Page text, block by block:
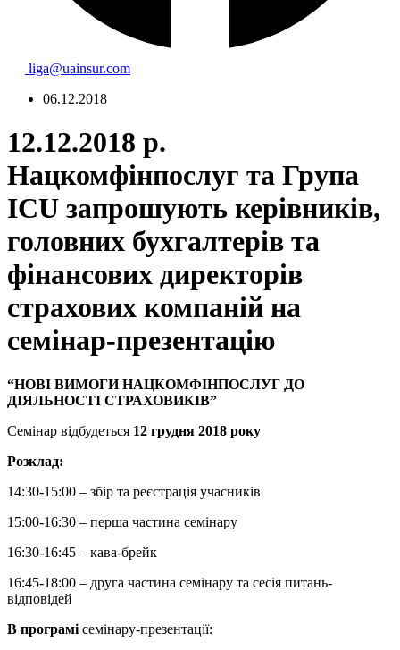
liga@uainsur.com
06.12.2018
12.12.2018 р.
Нацкомфінпослуг та Група
ICU запрошують керівників,
головних бухгалтерів та
фінансових директорів
страхових компаній на
семінар-презентацію
“НОВІ ВИМОГИ НАЦКОМФІНПОСЛУГ ДО
ДІЯЛЬНОСТІ СТРАХОВИКІВ”
Семінар відбудеться 12 грудня 2018 року
Розклад:
14:30-15:00 – збір та реєстрація учасників
15:00-16:30 – перша частина семінару
16:30-16:45 – кава-брейк
16:45-18:00 – друга частина семінару та сесія питань-
відповідей
В програмі семінару-презентації: